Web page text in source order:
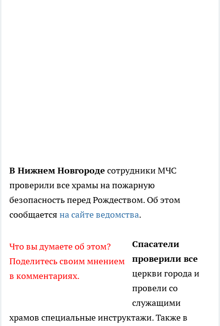
В Нижнем Новгороде сотрудники МЧС
проверили все храмы на пожарную
безопасность перед Рождеством. Об этом
сообщается на сайте ведомства.
Что вы думаете об этом?
Поделитесь своим мнением
в комментариях.
Спасатели
проверили все
церкви города и
провели со
служащими
храмов специальные инструктажи. Также в